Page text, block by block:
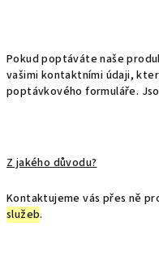
Pokud poptáváte naše
vašimi kontaktními údaji,
poptávkového formuláře.
Z jakého důvodu?
Kontaktujeme vás přes ně
služeb.